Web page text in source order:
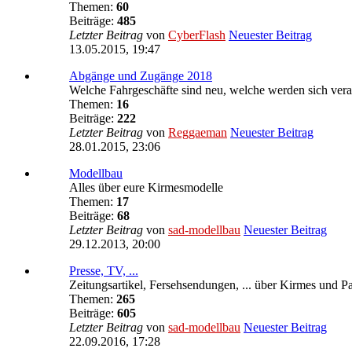
Themen: 60
Beiträge: 485
Letzter Beitrag von CyberFlash Neuester Beitrag
13.05.2015, 19:47
Abgänge und Zugänge 2018
Welche Fahrgeschäfte sind neu, welche werden sich
Themen: 16
Beiträge: 222
Letzter Beitrag von Reggaeman Neuester Beitrag
28.01.2015, 23:06
Modellbau
Alles über eure Kirmesmodelle
Themen: 17
Beiträge: 68
Letzter Beitrag von sad-modellbau Neuester Beitrag
29.12.2013, 20:00
Presse, TV, ...
Zeitungsartikel, Fersehsendungen, ... über Kirmes und
Themen: 265
Beiträge: 605
Letzter Beitrag von sad-modellbau Neuester Beitrag
22.09.2016, 17:28